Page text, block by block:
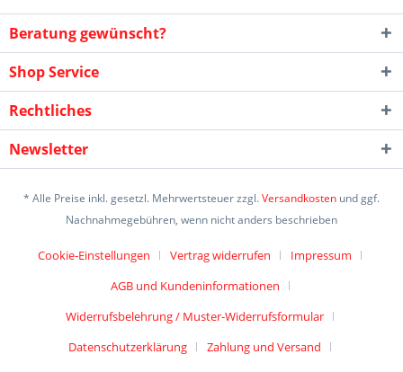
Beratung gewünscht?
Shop Service
Rechtliches
Newsletter
* Alle Preise inkl. gesetzl. Mehrwertsteuer zzgl.Versandkosten und ggf.
Nachnahmegebühren, wenn nicht anders beschrieben
Cookie-Einstellungen Vertrag widerrufen
Impressum
AGB und Kundeninformationen
Widerrufsbelehrung / Muster-Widerrufsformular
Datenschutzerklärung
Zahlung und Versand